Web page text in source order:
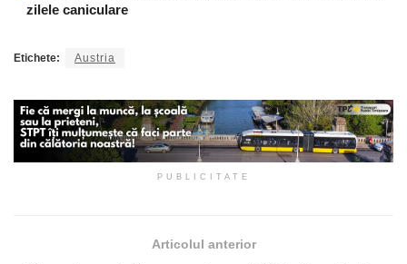
zilele caniculare
Etichete: Austria
PUBLICITATE
Articolul anterior